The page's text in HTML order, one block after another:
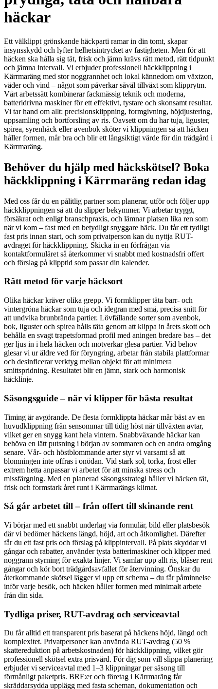
häckar
Ett välklippt grönskande häckparti ramar in din tomt, skapar
insynsskydd och lyfter helhetsintrycket av fastigheten. Men för att
häcken ska hålla sig tät, frisk och jämn krävs rätt metod, rätt tidpunkt
och jämna intervall. Vi erbjuder professionell häckklippning i
Kärrmaräng med stor noggrannhet och lokal kännedom om växtzon,
väder och vind – något som påverkar såväl tillväxt som klipprytm.
Vårt arbetssätt kombinerar fackmässig teknik och moderna,
batteridrivna maskiner för ett effektivt, tystare och skonsamt resultat.
Vi tar hand om allt: precisionsklippning, formgivning, höjdjustering,
uppsamling och bortforsling av ris. Oavsett om du har tuja, liguster,
spirea, syrenhäck eller avenbok sköter vi klippningen så att häcken
håller formen, mår bra och blir ett långsiktigt värde för din trädgård i
Kärrmaräng.
Behöver du hjälp med häckskötsel? Boka
häckklippning i Kärrmaräng redan idag
Med oss får du en pålitlig partner som planerar, utför och följer upp
häckklippningen så att du slipper bekymmer. Vi arbetar tryggt,
försäkrat och enligt branschpraxis, och lämnar platsen lika ren som
när vi kom – fast med en betydligt snyggare häck. Du får ett tydligt
fast pris innan start, och som privatperson kan du nyttja RUT-
avdraget för häckklippning. Skicka in en förfrågan via
kontaktformuläret så återkommer vi snabbt med kostnadsfri offert
och förslag på klipptid som passar din kalender.
Rätt metod för varje häcksort
Olika häckar kräver olika grepp. Vi formklipper täta barr- och
vintergröna häckar som tuja och idegran med små, precisa snitt för
att undvika brunbrända partier. Lövfällande sorter som avenbok,
bok, liguster och spirea hålls täta genom att klippa in årets skott och
behålla en svagt trapetsformad profil med aningen bredare bas – det
ger ljus in i hela häcken och motverkar glesa partier. Vid behov
glesar vi ur äldre ved för föryngring, arbetar från stabila plattformar
och desinficerar verktyg mellan objekt för att minimera
smittspridning. Resultatet blir en jämn, stark och harmonisk
häcklinje.
Säsongsguide – när vi klipper för bästa resultat
Timing är avgörande. De flesta formklippta häckar mår bäst av en
huvudklippning från sensommar till tidig höst när tillväxten avtar,
vilket ger en snygg kant hela vintern. Snabbväxande häckar kan
behöva en lätt putsning i början av sommaren och en andra omgång
senare. Vår- och höstblommande arter styr vi varsamt så att
blomningen inte offras i onödan. Vid stark sol, torka, frost eller
extrem hetta anpassar vi arbetet för att minska stress och
missfärgning. Med en planerad säsongsstrategi håller vi häcken tät,
frisk och formstark året runt i Kärrmarängs klimat.
Så går arbetet till – från offert till skinande rent
Vi börjar med ett snabbt underlag via formulär, bild eller platsbesök
där vi bedömer häckens längd, höjd, art och åtkomlighet. Därefter
får du ett fast pris och förslag på klippintervall. På plats skyddar vi
gångar och rabatter, använder tysta batterimaskiner och klipper med
noggrann styrning för exakta linjer. Vi samlar upp allt ris, blåser rent
gångar och kör bort trädgårdsavfallet för återvinning. Önskar du
återkommande skötsel lägger vi upp ett schema – du får påminnelse
inför varje besök, och häcken håller formen med minimalt arbete
från din sida.
Tydliga priser, RUT-avdrag och serviceavtal
Du får alltid ett transparent pris baserat på häckens höjd, längd och
komplexitet. Privatpersoner kan använda RUT-avdrag (50 %
skattereduktion på arbetskostnaden) för häckklippning, vilket gör
professionell skötsel extra prisvärd. För dig som vill slippa planering
erbjuder vi serviceavtal med 1–3 klippningar per säsong till
förmånligt paketpris. BRF:er och företag i Kärrmaräng får
skräddarsydda upplägg med fasta scheman, dokumentation och